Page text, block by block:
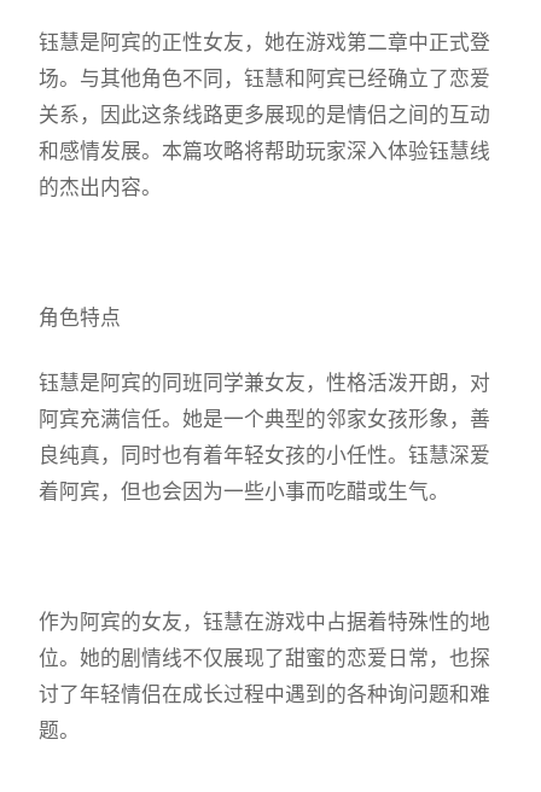
钰慧是阿宾的正性女友，她在游戏第二章中正式登
场。与其他角色不同，钰慧和阿宾已经确立了恋爱
关系，因此这条线路更多展现的是情侣之间的互动
和感情发展。本篇攻略将帮助玩家深入体验钰慧线
的杰出内容。
角色特点
钰慧是阿宾的同班同学兼女友，性格活泼开朗，对
阿宾充满信任。她是一个典型的邻家女孩形象，善
良纯真，同时也有着年轻女孩的小任性。钰慧深爱
着阿宾，但也会因为一些小事而吃醋或生气。
作为阿宾的女友，钰慧在游戏中占据着特殊性的地
位。她的剧情线不仅展现了甜蜜的恋爱日常，也探
讨了年轻情侣在成长过程中遇到的各种询问题和难
题。